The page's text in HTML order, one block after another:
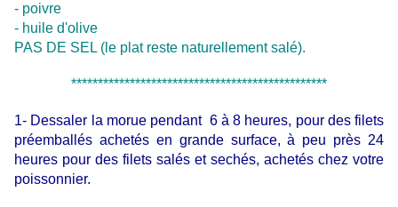
- poivre
- huile d'olive
PAS DE SEL (le plat reste naturellement salé).
************************************************
1- Dessaler la morue pendant 6 à 8 heures, pour des filets
préemballés achetés en grande surface, à peu près 24
heures pour des filets salés et sechés, achetés chez votre
poissonnier.